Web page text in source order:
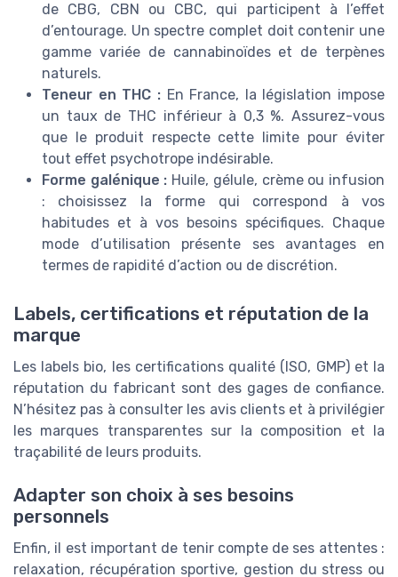
de CBG, CBN ou CBC, qui participent à l’effet
d’entourage. Un spectre complet doit contenir une
gamme variée de cannabinoïdes et de terpènes
naturels.
Teneur en THC :En France, la législation impose
un taux de THC inférieur à 0,3 %. Assurez-vous
que le produit respecte cette limite pour éviter
tout effet psychotrope indésirable.
Forme galénique : Huile, gélule, crème ou infusion
: choisissez la forme qui correspond à vos
habitudes et à vos besoins spécifiques. Chaque
mode d’utilisation présente ses avantages en
termes de rapidité d’action ou de discrétion.
Labels, certifications et réputation de la
marque
Les labels bio, les certifications qualité (ISO, GMP) et la
réputation du fabricant sont des gages de confiance.
N’hésitez pas à consulter les avis clients et à privilégier
les marques transparentes sur la composition et la
traçabilité de leurs produits.
Adapter son choix à ses besoins
personnels
Enfin, il est important de tenir compte de ses attentes :
relaxation, récupération sportive, gestion du stress ou